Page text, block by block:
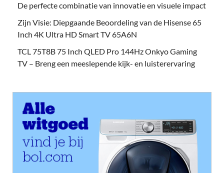
De perfecte combinatie van innovatie en visuele impact
Zijn Visie: Diepgaande Beoordeling van de Hisense 65
Inch 4K Ultra HD Smart TV 65A6N
TCL 75T8B 75 Inch QLED Pro 144Hz Onkyo Gaming
TV – Breng een meeslepende kijk- en luisterervaring